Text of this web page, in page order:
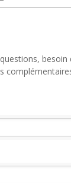
besoin